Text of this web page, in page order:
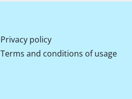
Privacy policy
Terms and conditions of usage